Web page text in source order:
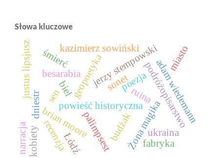
Słowa kluczowe
brian moore
powieść historycznaŻona magika
podróżopisarstwo
geopoetyka ruina
palimpsest
besarabia
budżak
dniestr
ukraina
jerzy stempowskiadam wiedemann
poezja
sonet
kazimierz sowiński
Łódź
miasto
fabryka
recenzja
justus lipsjusz biel
śmierć
sen
kobiety
narracja